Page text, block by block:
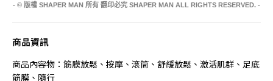
- © 版權 SHAPER MAN 所有 翻印必究 SHAPER MAN ALL RIGHTS RESERVED. -
商品資訊
商品內容物：筋膜放鬆、按摩、滾筒、舒緩放鬆、激活肌群、足底
筋膜、隨行